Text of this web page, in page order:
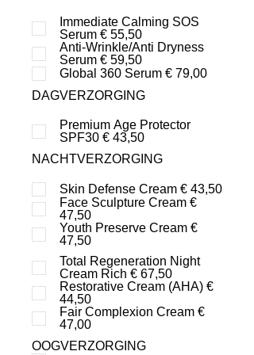
Immediate Calming SOS
Serum € 55,50
Anti-Wrinkle/Anti Dryness
Serum € 59,50
Global 360 Serum € 79,00
DAGVERZORGING
Premium Age Protector
SPF30 € 43,50
NACHTVERZORGING
Skin Defense Cream € 43,50
Face Sculpture Cream €
47,50
Youth Preserve Cream €
47,50
Total Regeneration Night
Cream Rich € 67,50
Restorative Cream (AHA) €
44,50
Fair Complexion Cream €
47,00
OOGVERZORGING